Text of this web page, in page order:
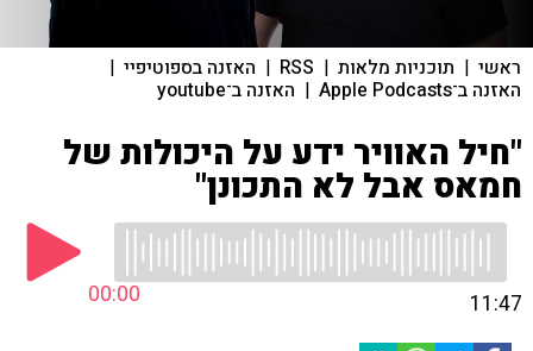
ראשי | תוכניות מלאות |
RSS
| האזנה בספוטיפיי |
האזנה ב־Apple Podcasts | האזנה ב־youtube
"חיל האוויר ידע על היכולות של
חמאס אבל לא התכונן"
00:00 11:47